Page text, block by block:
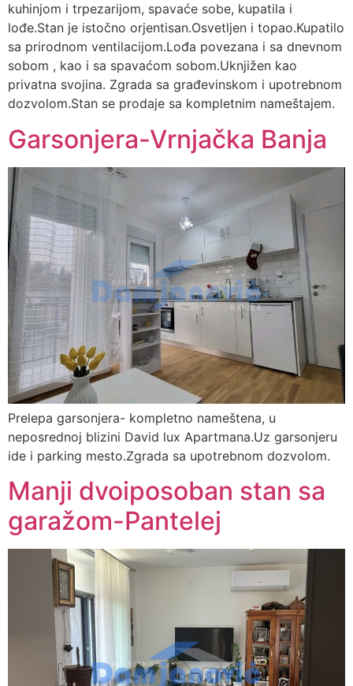
kuhinjom i trpezarijom, spavaće sobe, kupatila i
lođe.Stan je istočno orjentisan.Osvetljen i topao.Kupatilo
sa prirodnom ventilacijom.Lođa povezana i sa dnevnom
sobom , kao i sa spavaćom sobom.Uknjižen kao
privatna svojina. Zgrada sa građevinskom i upotrebnom
dozvolom.Stan se prodaje sa kompletnim nameštajem.
Garsonjera-Vrnjačka Banja
Prelepa garsonjera- kompletno nameštena, u
neposrednoj blizini David lux Apartmana.Uz garsonjeru
ide i parking mesto.Zgrada sa upotrebnom dozvolom.
Manji dvoiposoban stan sa
garažom-Pantelej